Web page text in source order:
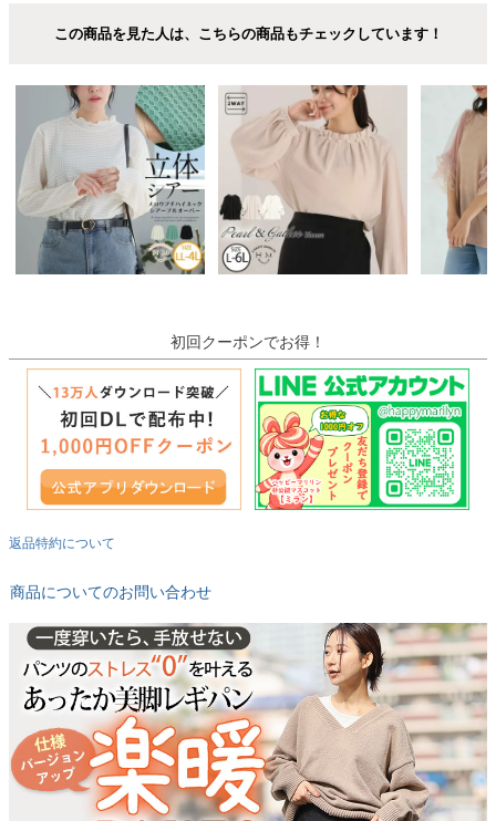
この商品を見た人は、こちらの商品もチェックしています！
初回クーポンでお得！
返品特約について
商品についてのお問い合わせ